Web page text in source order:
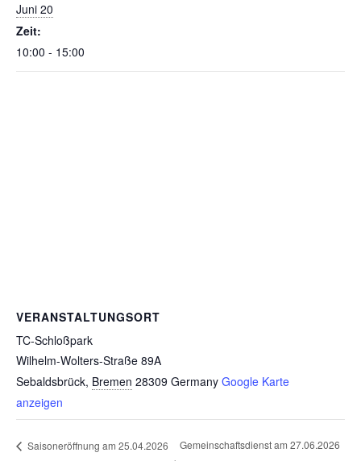
Juni 20
Zeit:
10:00 - 15:00
VERANSTALTUNGSORT
TC-Schloßpark
Wilhelm-Wolters-Straße 89A
Sebaldsbrück, Bremen 28309 Germany Google Karte
anzeigen
Saisoneröffnung am 25.04.2026 Gemeinschaftsdienst am 27.06.2026